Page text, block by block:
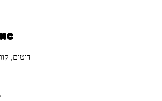
דוטום,